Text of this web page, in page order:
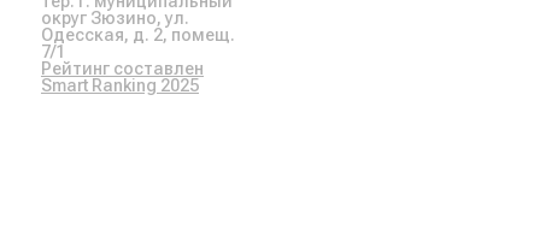
округ Зюзино, ул.
Одесская, д. 2, помещ.
7/1
Рейтинг составлен
Smart Ranking 2025